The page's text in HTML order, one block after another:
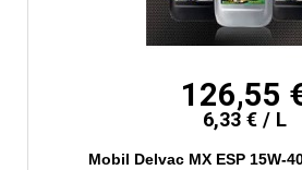
126,55
6,33 € / L
Mobil Delvac MX ESP 15W-